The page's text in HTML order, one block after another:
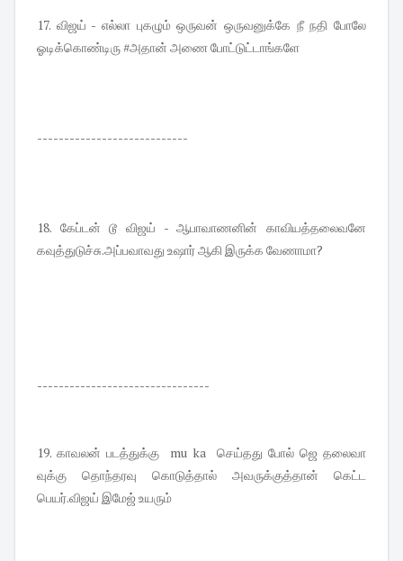
17. விஜய் - எல்லா புகழும் ஒருவன் ஒருவனுக்கே நீ நதி போலே
ஓடிக்கொண்டிரு #அதான் அணை போட்டுட்டாங்களே
----------------------------
18. கேப்டன் டூ விஜய் - ஆபாவாணனின் காவியத்தலைவனே
கவுத்துடுச்சு.அப்பவாவது உஷார் ஆகி இருக்க வேணாமா?
--------------------------------
19. காவலன் படத்துக்கு mu ka செய்தது போல் ஜெ தலைவா
வுக்கு தொந்தரவு கொடுத்தால் அவருக்குத்தான் கெட்ட
பெயர்.விஜய் இமேஜ் உயரும்